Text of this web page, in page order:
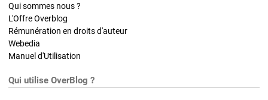
Qui sommes nous ?
L'Offre Overblog
Rémunération en droits d'auteur
Webedia
Manuel d'Utilisation
Qui utilise OverBlog ?